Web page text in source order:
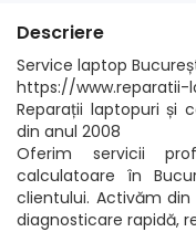
Descriere
Service laptop
https://www.reparatii-
Reparații laptopuri și
din anul 2008
Oferim servicii
calculatoare în
clientului. Activăm
diagnosticare rapidă,